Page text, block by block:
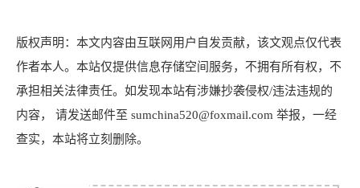
版权声明：本文内容由互联网用户自发贡献，该文观点仅代表
作者本人。本站仅提供信息存储空间服务，不拥有所有权，不
承担相关法律责任。如发现本站有涉嫌抄袭侵权/违法违规的
内容， 请发送邮件至 sumchina520@foxmail.com 举报，一经
查实，本站将立刻删除。